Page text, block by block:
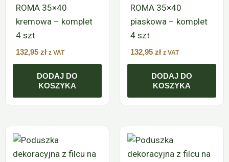
ROMA 35×40
kremowa – komplet
4 szt
132,95 zł z VAT
DODAJ DO
KOSZYKA
ROMA 35×40
piaskowa – komplet
4 szt
132,95 zł z VAT
DODAJ DO
KOSZYKA